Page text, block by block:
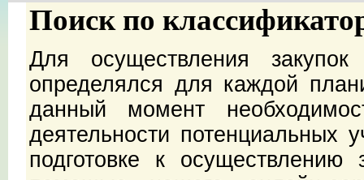
Поиск по
Для осуществления
определялся для каждой
данный момент
деятельности потенциальных
подготовке к